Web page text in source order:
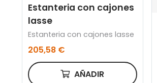
Estanteria con cajones
lasse
Estanteria con cajones lasse
205,58 €
AÑADIR